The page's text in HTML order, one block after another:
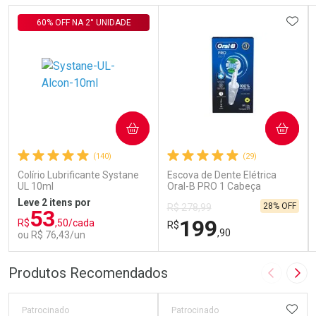
(140)
Colírio Lubrificante Systane
UL 10ml
60% OFF NA 2° UNIDADE
Leve 2 itens por
R$53,50/cada
ou R$ 76,43/un
COMPRAR
FECHAR
FECHAR
Por Menos
(29)
Escova de Dente Elétrica
Oral-B PRO 1 Cabeça
Redonda Recarregável 1
Unidade
R$ 278,99
R$199,90
28% OFF
COMPRAR
Por Menos
Produtos Recomendados Imagem
Patrocinado Patrocinado